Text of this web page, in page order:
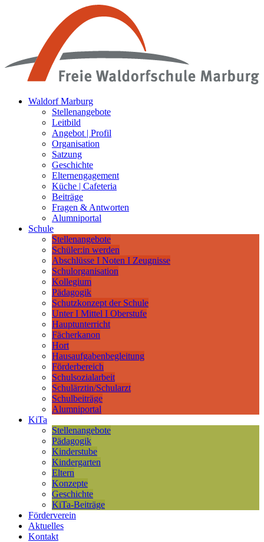
Waldorf Marburg
Stellenangebote
Leitbild
Angebot | Profil
Organisation
Satzung
Geschichte
Elternengagement
Küche | Cafeteria
Beiträge
Fragen & Antworten
Alumniportal
Schule
Stellenangebote
Schüler:in werden
Abschlüsse I Noten I Zeugnisse
Schulorganisation
Kollegium
Pädagogik
Schutzkonzept der Schule
Unter I Mittel I Oberstufe
Hauptunterricht
Fächerkanon
Hort
Hausaufgabenbegleitung
Förderbereich
Schulsozialarbeit
Schulärztin/Schularzt
Schulbeiträge
Alumniportal
KiTa
Stellenangebote
Pädagogik
Kinderstube
Kindergarten
Eltern
Konzepte
Geschichte
KiTa-Beiträge
Förderverein
Aktuelles
Kontakt